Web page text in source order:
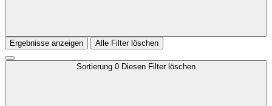
Ergebnisse anzeigen Alle Filter löschen
Sortierung 0 Diesen Filter löschen